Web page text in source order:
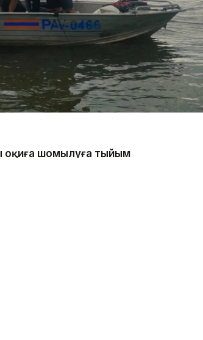
оқиға шомылуға тыйым